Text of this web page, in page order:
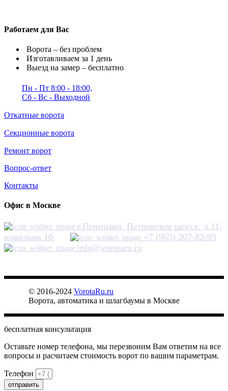
Работаем для Вас
Ворота – без проблем
Изготавливаем за 1 день
Выезд на замер – бесплатно
Пн - Пт 8:00 - 18:00,
Сб - Вс - Выходной
Откатные ворота
Секционные ворота
Ремонт ворот
Вопрос-ответ
Контакты
Офис в Москве
г.Голицыно, Петровское шоссе, д.11,
павильон 10
+7 (965) 207-82-93
info@vorotaru.ru
© 2016-2024 VorotaRu.ru
Ворота, автоматика и шлагбаумы в Москве
бесплатная консультация
Оставьте номер телефона, мы перезвоним Вам ответим на все
вопросы и расчитаем стоимость ворот по вашим параметрам.
Телефон
отправить